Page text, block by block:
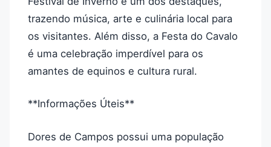
trazendo música, arte e culinária local para
os visitantes. Além disso, a Festa do Cavalo
é uma celebração imperdível para os
amantes de equinos e cultura rural.
**Informações Úteis**
Dores de Campos possui uma população